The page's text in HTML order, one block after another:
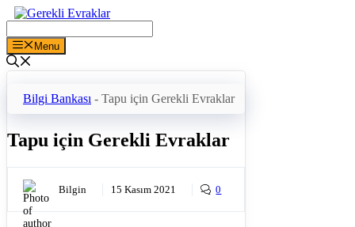
İçeriğe
Menu
Bilgi Bankası - Tapu için Gerekli Evraklar
Tapu için Gerekli Evraklar
Bilgin 15 Kasım 2021 0